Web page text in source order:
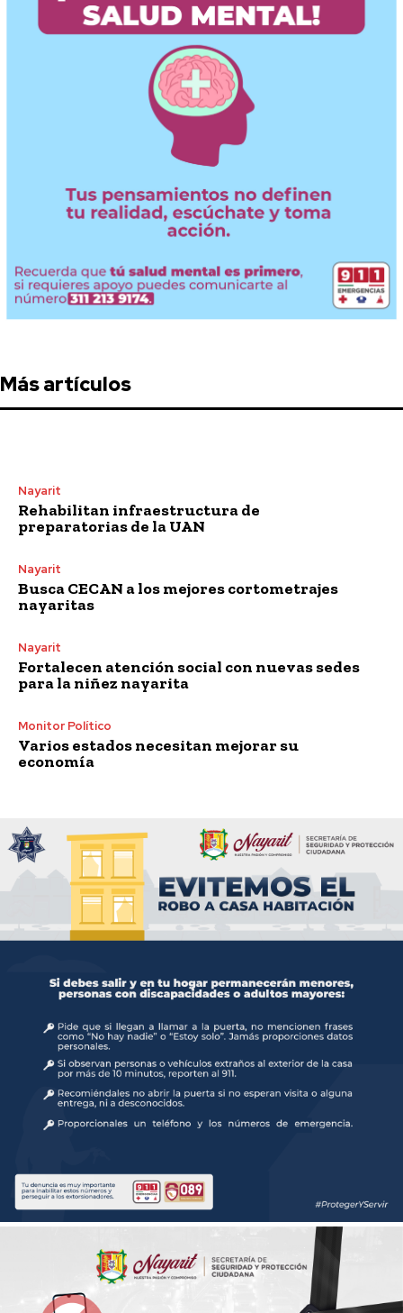
Más artículos
Nayarit
Rehabilitan infraestructura de
preparatorias de la UAN
Nayarit
Busca CECAN a los mejores cortometrajes
nayaritas
Nayarit
Fortalecen atención social con nuevas sedes
para la niñez nayarita
Monitor Político
Varios estados necesitan mejorar su
economía